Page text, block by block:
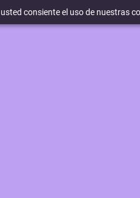
consiente el uso de nuestras